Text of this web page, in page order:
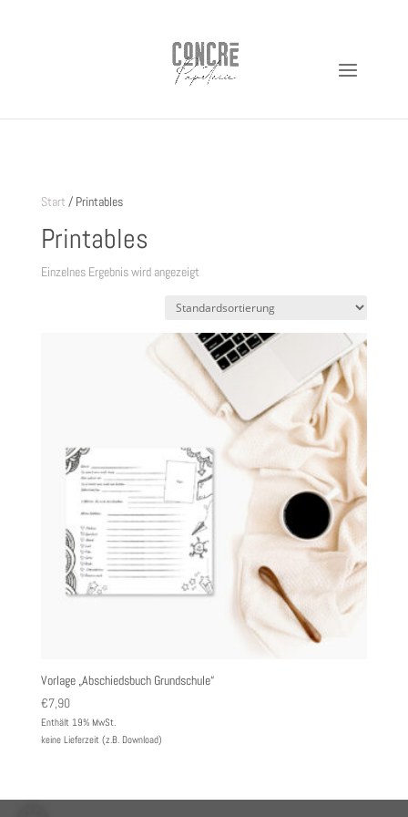
Start / Printables
Printables
Einzelnes Ergebnis wird angezeigt
Vorlage „Abschiedsbuch Grundschule“
€7,90
Enthält 19% MwSt.
keine Lieferzeit (z.B. Download)